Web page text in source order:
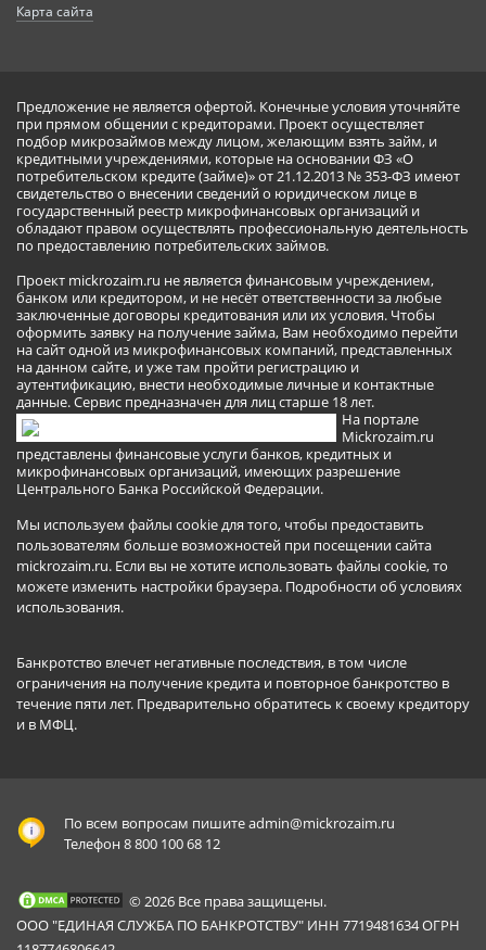
Карта сайта
Предложение не является офертой. Конечные условия уточняйте
при прямом общении с кредиторами. Проект осуществляет
подбор микрозаймов между лицом, желающим взять займ, и
кредитными учреждениями, которые на основании ФЗ «О
потребительском кредите (займе)» от 21.12.2013 № 353-ФЗ имеют
свидетельство о внесении сведений о юридическом лице в
государственный реестр микрофинансовых организаций и
обладают правом осуществлять профессиональную деятельность
по предоставлению потребительских займов.
Проект mickrozaim.ru не является финансовым учреждением,
банком или кредитором, и не несёт ответственности за любые
заключенные договоры кредитования или их условия. Чтобы
оформить заявку на получение займа, Вам необходимо перейти
на сайт одной из микрофинансовых компаний, представленных
на данном сайте, и уже там пройти регистрацию и
аутентификацию, внести необходимые личные и контактные
данные. Сервис предназначен для лиц старше 18 лет.
На портале
Mickrozaim.ru
представлены финансовые услуги банков, кредитных и
микрофинансовых организаций, имеющих разрешение
Центрального Банка Российской Федерации.
Мы используем файлы cookie для того, чтобы предоставить
пользователям больше возможностей при посещении сайта
mickrozaim.ru. Если вы не хотите использовать файлы cookie, то
можете изменить настройки браузера. Подробности об условиях
использования.
Банкротство влечет негативные последствия, в том числе
ограничения на получение кредита и повторное банкротство в
течение пяти лет. Предварительно обратитесь к своему кредитору
и в МФЦ.
По всем вопросам пишитеadmin@mickrozaim.ru
Телефон 8 800 100 68 12
© 2026 Все права защищены.
ООО "ЕДИНАЯ СЛУЖБА ПО БАНКРОТСТВУ" ИНН 7719481634 ОГРН